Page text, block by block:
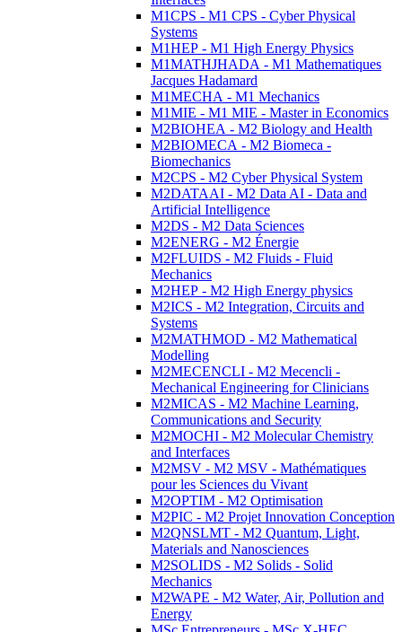
M1CPS - M1 CPS - Cyber Physical
Systems
M1HEP - M1 High Energy Physics
M1MATHJHADA - M1 Mathematiques
Jacques Hadamard
M1MECHA - M1 Mechanics
M1MIE - M1 MIE - Master in Economics
M2BIOHEA - M2 Biology and Health
M2BIOMECA - M2 Biomeca -
Biomechanics
M2CPS - M2 Cyber Physical System
M2DATAAI - M2 Data AI - Data and
Artificial Intelligence
M2DS - M2 Data Sciences
M2ENERG - M2 Énergie
M2FLUIDS - M2 Fluids - Fluid
Mechanics
M2HEP - M2 High Energy physics
M2ICS - M2 Integration, Circuits and
Systems
M2MATHMOD - M2 Mathematical
Modelling
M2MECENCLI - M2 Mecencli -
Mechanical Engineering for Clinicians
M2MICAS - M2 Machine Learning,
Communications and Security
M2MOCHI - M2 Molecular Chemistry
and Interfaces
M2MSV - M2 MSV - Mathématiques
pour les Sciences du Vivant
M2OPTIM - M2 Optimisation
M2PIC - M2 Projet Innovation Conception
M2QNSLMT - M2 Quantum, Light,
Materials and Nanosciences
M2SOLIDS - M2 Solids - Solid
Mechanics
M2WAPE - M2 Water, Air, Pollution and
Energy